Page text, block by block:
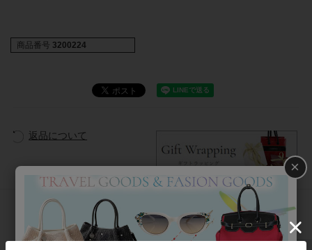
商品番号 3200224
返品について
おすすめアイテム
×